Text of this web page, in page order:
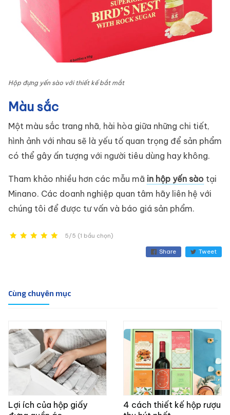
Hộp đựng yến sào với thiết kế bắt mắt
Màu sắc
Một màu sắc trang nhã, hài hòa giữa những chi tiết,
hình ảnh với nhau sẽ là yếu tố quan trọng để sản phẩm
có thể gây ấn tượng với người tiêu dùng hay không.
Tham khảo nhiều hơn các mẫu mã in hộp yến sào tại
Minano. Các doanh nghiệp quan tâm hãy liên hệ với
chúng tôi để được tư vấn và báo giá sản phẩm.
5/5 (1 bầu chọn)
Share Tweet
Cùng chuyên mục
Lợi ích của hộp giấy
4 cách thiết kế hộp rượu